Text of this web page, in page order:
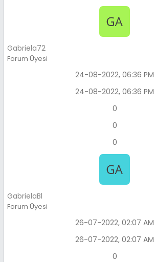
Gabriela72
Forum Üyesi
24-08-2022, 06:36 PM
24-08-2022, 06:36 PM
0
0
0
GabrielaBl
Forum Üyesi
26-07-2022, 02:07 AM
26-07-2022, 02:07 AM
0